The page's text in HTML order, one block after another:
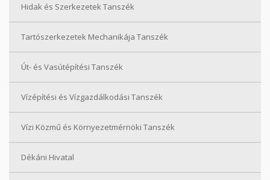
Hidak és Szerkezetek Tanszék
Tartószerkezetek Mechanikája Tanszék
Út- és Vasútépítési Tanszék
Vízépítési és Vízgazdálkodási Tanszék
Vízi Közmű és Környezetmérnöki Tanszék
Dékáni Hivatal